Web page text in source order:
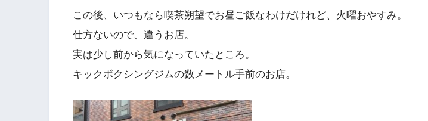
この後、いつもなら喫茶朔望でお昼ご飯なわけだけれど、火曜おやすみ。
仕方ないので、違うお店。
実は少し前から気になっていたところ。
キックボクシングジムの数メートル手前のお店。